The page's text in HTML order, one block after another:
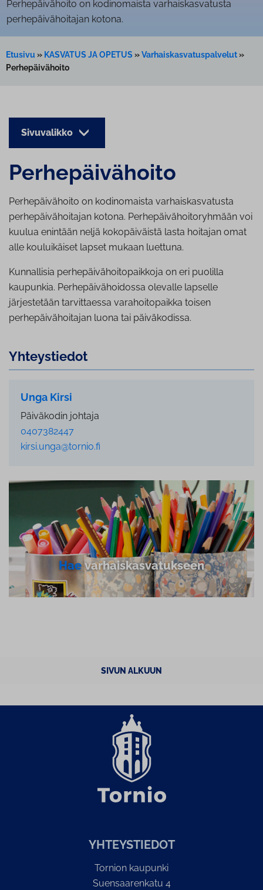
Perhepäivähoito on kodinomaista varhaiskasvatusta
perhepäivähoitajan kotona.
Etusivu » KASVATUS JA OPETUS »Varhaiskasvatuspalvelut»
Perhepäivähoito
Sivuvalikko
Per­he­päi­vä­hoi­to
Perhepäivähoito on kodinomaista varhaiskasvatusta
perhepäivähoitajan kotona. Perhepäivähoitoryhmään voi
kuulua enintään neljä kokopäiväistä lasta hoitajan omat
alle kouluikäiset lapset mukaan luettuna.
Kunnallisia perhepäivähoitopaikkoja on eri puolilla
kaupunkia. Perhepäivähoidossa olevalle lapselle
järjestetään tarvittaessa varahoitopaikka toisen
perhepäivähoitajan luona tai päiväkodissa.
Yh­teys­tie­dot
Unga Kirsi
Päiväkodin johtaja
0407382447
kirsi.unga@tornio.fi
Haevar­hais­kas­va­tuk­seen
SIVUN ALKUUN
YH­TEYS­TIE­DOT
Tornion kaupunki
Suensaarenkatu 4